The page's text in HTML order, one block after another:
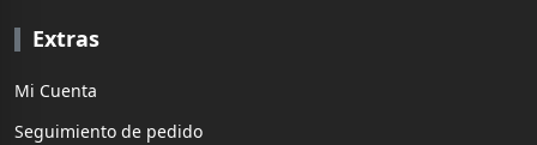
Extras
Mi Cuenta
Seguimiento de pedido